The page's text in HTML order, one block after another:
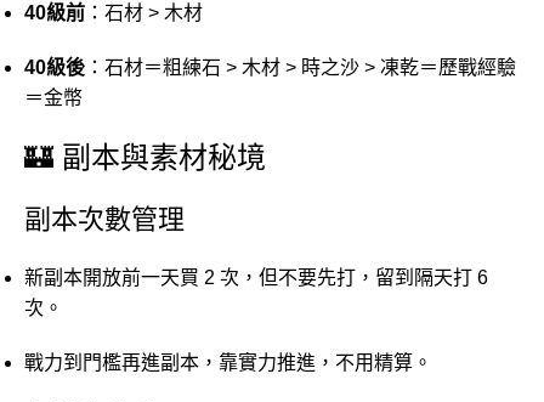
40級前 ：石材 > 木材
40級後 ：石材＝粗練石 > 木材 > 時之沙 > 凍乾＝歷戰經驗
＝金幣
🏰 副本與素材秘境
副本次數管理
新副本開放前一天買 2 次，但不要先打，留到隔天打 6
次。
戰力到門檻再進副本，靠實力推進，不用精算。